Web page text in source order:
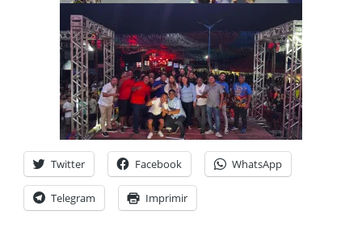
Twitter Facebook WhatsApp
Telegram Imprimir